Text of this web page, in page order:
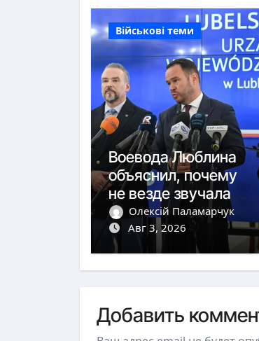
Військові теми
Воевода Люблина
объяснил, почему
не везде звучала
тревога
Олексій Паламарчук
Авг 3, 2026
Добавить